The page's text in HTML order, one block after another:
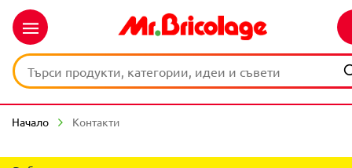
Начало Контакти